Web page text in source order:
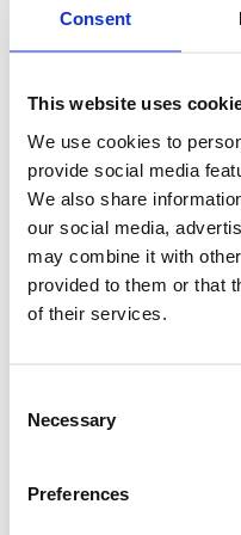
Consent
This website uses
We use cookies to
provide social media
We also share
our social media,
may combine it with
provided to them or that
of their services.
Selection
Necessary
Preferences
HARIBO JUL
MARS MORS
RED BAND
SKUM SLIKAWAY
SLIKPOSER
TILBUD